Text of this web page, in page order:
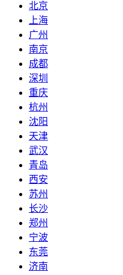
北京
上海
广州
南京
成都
深圳
重庆
杭州
沈阳
天津
武汉
青岛
西安
苏州
长沙
郑州
宁波
东莞
济南